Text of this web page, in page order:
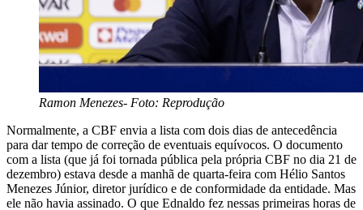
Ramon Menezes- Foto: Reprodução
Normalmente, a CBF envia a lista com dois dias de antecedência
para dar tempo de correção de eventuais equívocos. O documento
com a lista (que já foi tornada pública pela própria CBF no dia 21 de
dezembro) estava desde a manhã de quarta-feira com Hélio Santos
Menezes Júnior, diretor jurídico e de conformidade da entidade. Mas
ele não havia assinado. O que Ednaldo fez nessas primeiras horas de